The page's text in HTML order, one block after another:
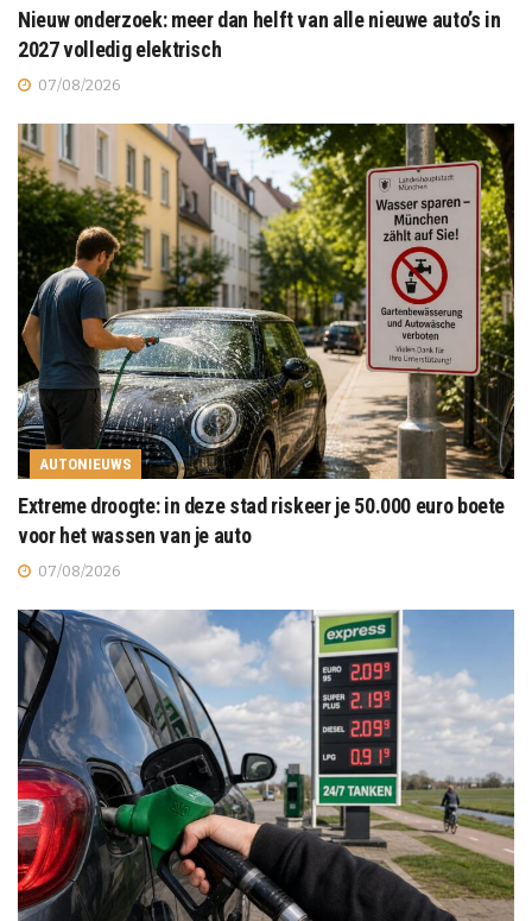
Nieuw onderzoek: meer dan helft van alle nieuwe auto’s in
2027 volledig elektrisch
07/08/2026
AUTONIEUWS
Extreme droogte: in deze stad riskeer je 50.000 euro boete
voor het wassen van je auto
07/08/2026